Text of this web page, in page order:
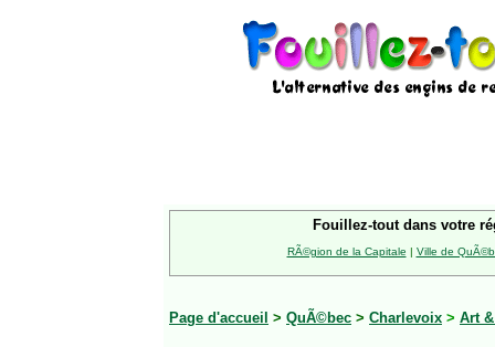
Fouillez-tout dans votre
RÃ©gion de la Capitale | Ville de
Page d'accueil > QuÃ©bec > Charlevoix > Art